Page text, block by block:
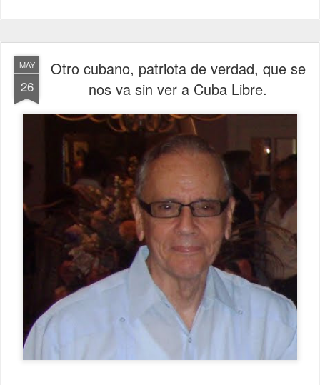
MAY
26
Otro cubano, patriota de verdad, que se
nos va sin ver a Cuba Libre.